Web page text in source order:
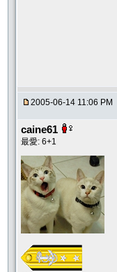
2005-06-14 11:06 PM
caine61
最愛: 6+1